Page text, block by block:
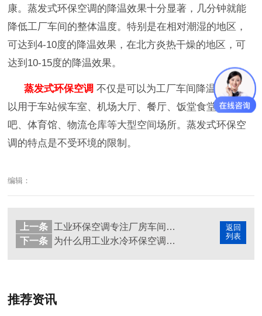
康。蒸发式环保空调的降温效果十分显著，几分钟就能
降低工厂车间的整体温度。特别是在相对潮湿的地区，
可达到4-10度的降温效果，在北方炎热干燥的地区，可
达到10-15度的降温效果。
蒸发式环保空调 不仅是可以为工厂车间降温，还可
以用于车站候车室、机场大厅、餐厅、饭堂食堂、网
吧、体育馆、物流仓库等大型空间场所。蒸发式环保空
调的特点是不受环境的限制。
编辑：
返回
列表
上一条
工业环保空调专注厂房车间通风降温！
下一条
为什么用工业水冷环保空调厂房降温的企业越来越多
推荐资讯